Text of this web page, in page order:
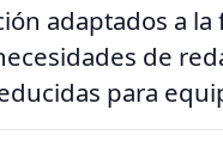
adaptados a la
de
para